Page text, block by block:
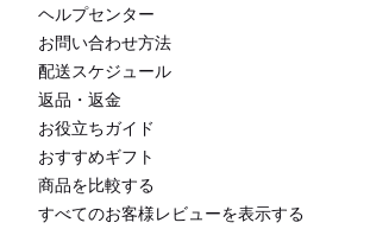
ヘルプセンター
お問い合わせ方法
配送スケジュール
返品・返金
お役立ちガイド
おすすめギフト
商品を比較する
すべてのお客様レビューを表示する